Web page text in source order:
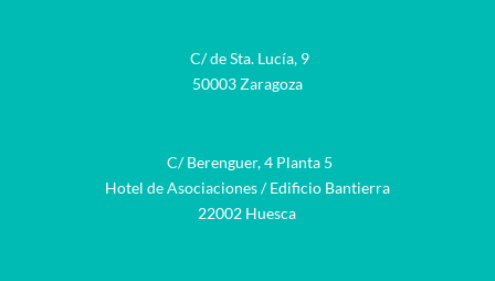
C/ de Sta. Lucía, 9
50003 Zaragoza
C/ Berenguer, 4 Planta 5
Hotel de Asociaciones / Edificio Bantierra
22002 Huesca